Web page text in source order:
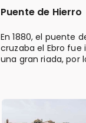
Puente de Hierro
En 1880, el puente
cruzaba el Ebro fue
una gran riada, por